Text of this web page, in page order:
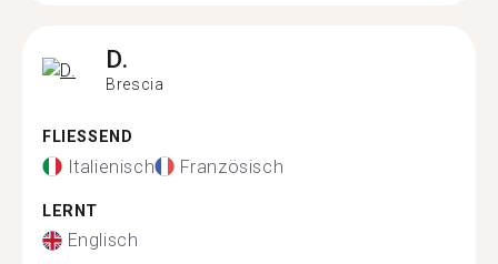
D.
Brescia
FLIESSEND
Italienisch Französisch
LERNT
Englisch